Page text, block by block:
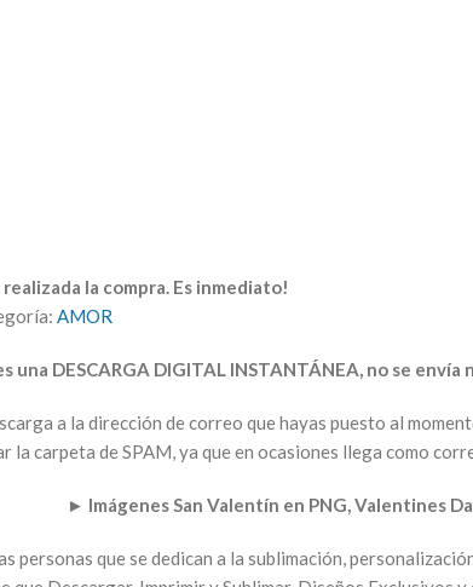
la compra. Es inmediato!
AMOR
una DESCARGA DIGITAL INSTANTÁNEA, no se
a la dirección de correo que hayas puesto al
carpeta de SPAM, ya que en ocasiones llega como
► Imágenes San Valentín en PNG, Valentines
personas que se dedican a la sublimación,